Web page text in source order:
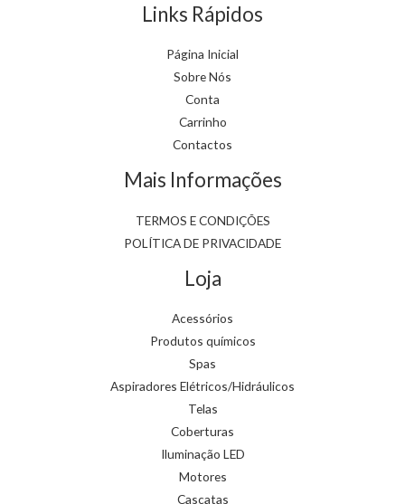
Links Rápidos
Página Inicial
Sobre Nós
Conta
Carrinho
Contactos
Mais Informações
TERMOS E CONDIÇÕES
POLÍTICA DE PRIVACIDADE
Loja
Acessórios
Produtos químicos
Spas
Aspiradores Elétricos/Hidráulicos
Telas
Coberturas
Iluminação LED
Motores
Cascatas